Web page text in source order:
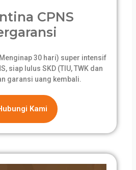
CPNS
30 hari) super intensif
siap lulus SKD (TIU, TWK dan
garansi uang kembali.
Kami